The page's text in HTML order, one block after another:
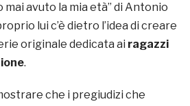
mai avuto la mia età” di Antonio
lui c’è dietro l’idea di creare
originale dedicata ai ragazzi
.
che i pregiudizi che